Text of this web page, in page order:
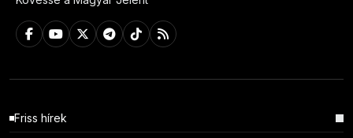
Friss hírek